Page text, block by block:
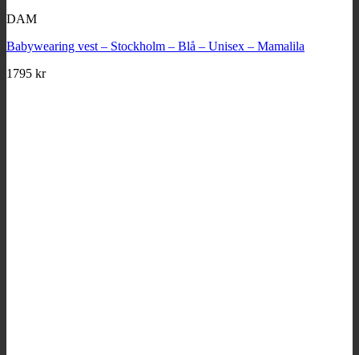
DAM
Babywearing vest – Stockholm – Blå – Unisex – Mamalila
1795 kr